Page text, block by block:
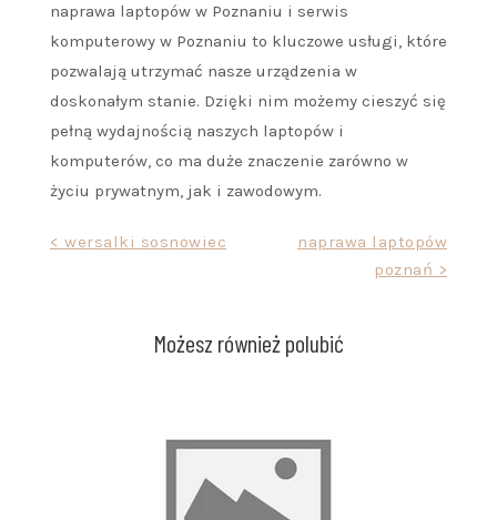
naprawa laptopów w Poznaniu i serwis
komputerowy w Poznaniu to kluczowe usługi, które
pozwalają utrzymać nasze urządzenia w
doskonałym stanie. Dzięki nim możemy cieszyć się
pełną wydajnością naszych laptopów i
komputerów, co ma duże znaczenie zarówno w
życiu prywatnym, jak i zawodowym.
Nawigacja< wersalki sosnowiec
naprawa laptopów
poznań >
Możesz również polubić